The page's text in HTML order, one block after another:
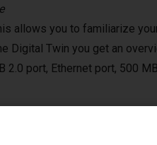
allows you to familiarize
Digital Twin you get an
2.0 port, Ethernet port, 500